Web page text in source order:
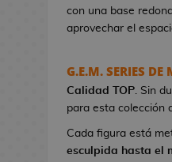
o
e
g
o
con una base
aprovechar el
G.E.M. SERIES DE
Calidad TOP. Sin
para esta colección
Cada figura está
esculpida hasta el